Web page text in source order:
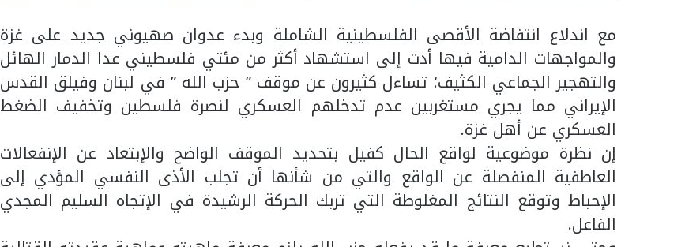
مع اندلاع انتفاضة الأقصى الفلسطينية الشاملة وبدء عدوان صهيوني جديد على غزة
والمواجهات الدامية فيها أدت إلى استشهاد أكثر من مئتي فلسطيني عدا الدمار الهائل
والتهجير الجماعي الكثيف؛ تساءل كثيرون عن موقف ” حزب الله ” في لبنان وفيلق القدس
الإيراني مما يجري مستغربين عدم تدخلهم العسكري لنصرة فلسطين وتخفيف الضغط
العسكري عن أهل غزة.
إن نظرة موضوعية لواقع الحال كفيل بتحديد الموقف الواضح والإبتعاد عن الإنفعالات
العاطفية المنفصلة عن الواقع والتي من شأنها أن تجلب الأذى النفسي المؤدي إلى
الإحباط وتوقع النتائج المغلوطة التي تربك الحركة الرشيدة في الإتجاه السليم المجدي
الفاعل.